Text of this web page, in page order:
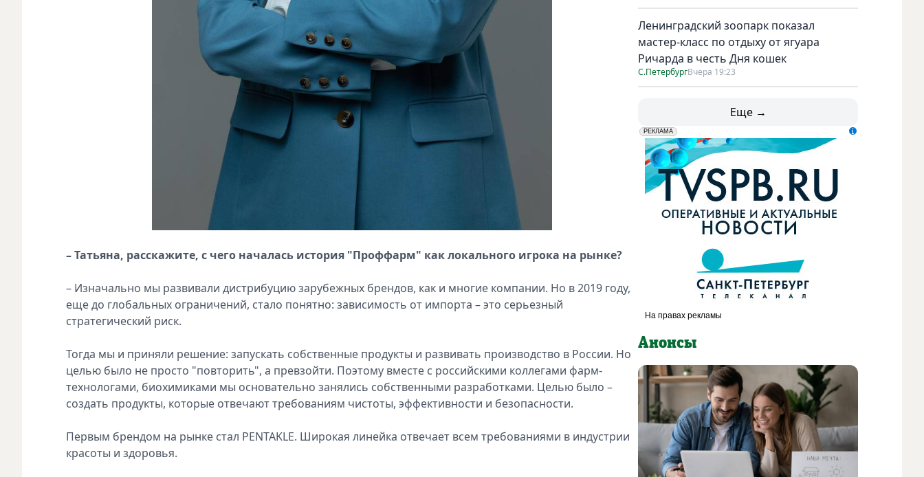
– Татьяна, расскажите, с чего началась история "Проффарм" как локального игрока на рынке?
– Изначально мы развивали дистрибуцию зарубежных брендов, как и многие компании. Но в 2019 году,
еще до глобальных ограничений, стало понятно: зависимость от импорта – это серьезный
стратегический риск.
Тогда мы и приняли решение: запускать собственные продукты и развивать производство в России. Но
целью было не просто "повторить", а превзойти. Поэтому вместе с российскими коллегами фарм-
технологами, биохимиками мы основательно занялись собственными разработками. Целью было –
создать продукты, которые отвечают требованиям чистоты, эффективности и безопасности.
Первым брендом на рынке стал PENTAKLE. Широкая линейка отвечает всем требованиями в индустрии
красоты и здоровья.
Ленинградский зоопарк показал
мастер-класс по отдыху от ягуара
Ричарда в честь Дня кошек
С.ПетербургВчера 19:23
Еще →
erid: LdtCK5udn
РЕКЛАМА
АО "ГАТР", ИНН: 7841320717
Анонсы